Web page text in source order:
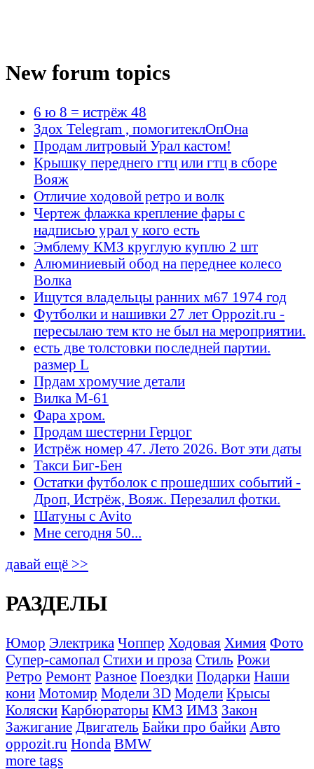
New forum topics
6 ю 8 = истрёж 48
Здох Telegram , помогитеклОпОна
Продам литровый Урал кастом!
Крышку переднего гтц или гтц в сборе
Вояж
Отличие ходовой ретро и волк
Чертеж флажка крепление фары с
надписью урал у кого есть
Эмблему КМЗ круглую куплю 2 шт
Алюминиевый обод на переднее колесо
Волка
Ищутся владельцы ранних м67 1974 год
Футболки и нашивки 27 лет Oppozit.ru -
пересылаю тем кто не был на мероприятии.
есть две толстовки последней партии.
размер L
Прдам хромучие детали
Вилка М-61
Фара хром.
Продам шестерни Герцог
Истрёж номер 47. Лето 2026. Вот эти даты
Такси Биг-Бен
Остатки футболок с прошедших событий -
Дроп, Истрёж, Вояж. Перезалил фотки.
Шатуны с Avito
Мне сегодня 50...
давай ещё >>
РАЗДЕЛЫ
Юмор Электрика Чоппер Ходовая Химия Фото
Супер-самопал Стихи и проза Стиль Рожи
Ретро Ремонт Разное Поездки Подарки Наши
кони Мотомир Модели 3D Модели Крысы
Коляски Карбюраторы КМЗ ИМЗ Закон
Зажигание Двигатель Байки про байки Авто
oppozit.ru Honda BMW
more tags